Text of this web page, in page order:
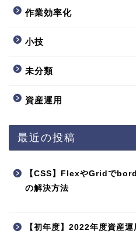
作業効率化
小技
未分類
資産運用
最近の投稿
【CSS】FlexやGridで
の解決方法
【初年度】2022年度資産